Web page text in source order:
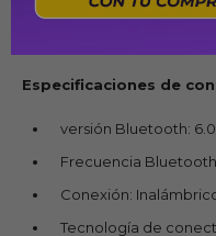
Ancho interno de la
Profundidad de la
Especificaciones de
versión Bluetooth: 6.0
Frecuencia
Conexión:
Tecnología de